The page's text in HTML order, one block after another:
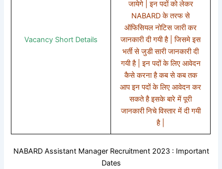
Vacancy Short Details
जायेगे | इन पदों को लेकर
NABARD के तरफ से
ऑफिसियल नोटिस जारी कर
जानकारी दी गयी है | जिसमे इस
भर्ती से जुडी सारी जानकारी दी
गयी है | इन पदों के लिए आवेदन
कैसे करना है कब से कब तक
आप इन पदों के लिए आवेदन कर
सकते है इसके बारे में पूरी
जानकारी निचे विस्तार में दी गयी
है |
NABARD Assistant Manager Recruitment 2023 : Important
Dates